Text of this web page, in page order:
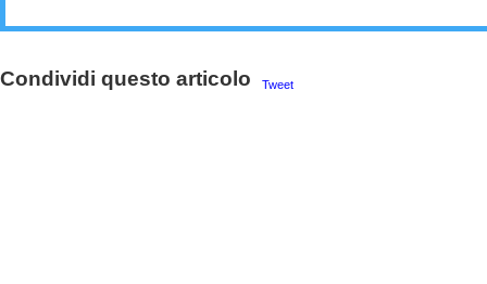
Condividi questo articolo Tweet